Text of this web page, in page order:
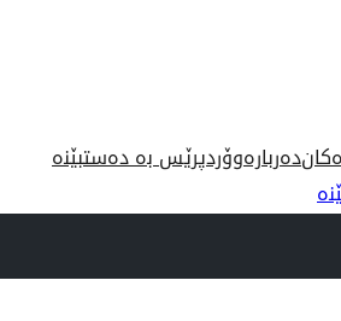
دەربارەوۆردپرێس بە دەستبێنە